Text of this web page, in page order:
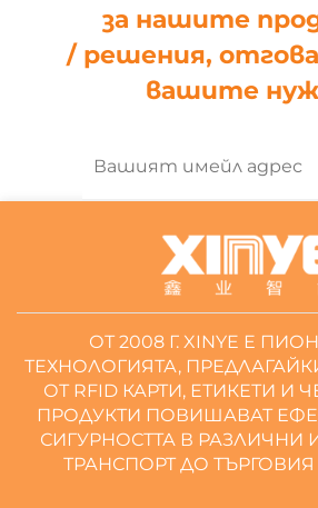
за нашите
/ решения,
вашите
ОТ 2008 Г. XINYE Е
ТЕХНОЛОГИЯТА,
ОТ RFID КАРТИ, ЕТИКЕТИ И
ПРОДУКТИ ПОВИШАВАТ
СИГУРНОСТТА В РАЗЛИЧНИ
ТРАНСПОРТ ДО